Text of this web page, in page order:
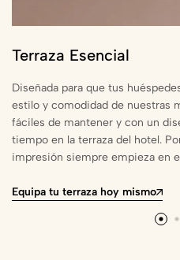
Terraza Esencial
Diseñada para que tus
estilo y comodidad de nuestras
fáciles de mantener y con un
tiempo en la terraza del hotel.
impresión siempre empieza en
Equipa tu terraza hoy mismo